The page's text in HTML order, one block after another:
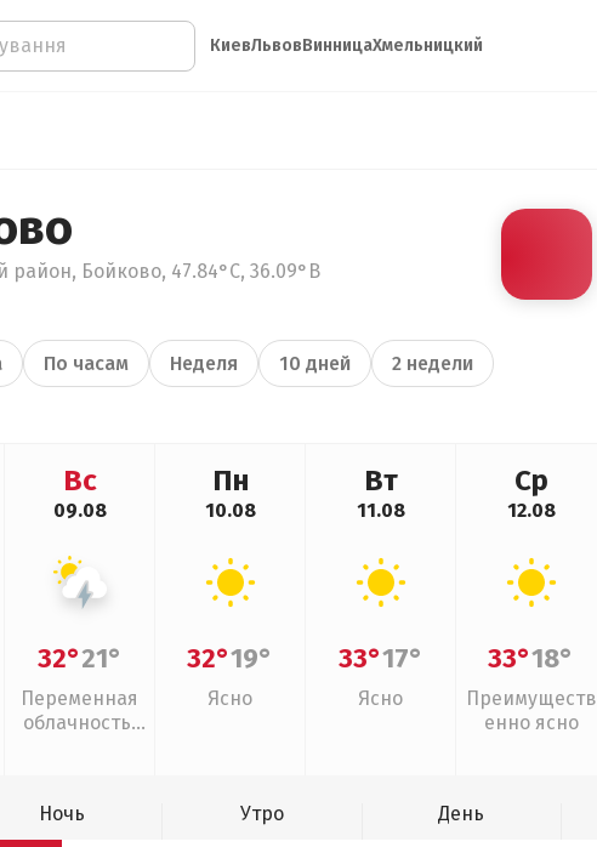
КиевЛьвовВинницаХмельницкий
Бойково, 47.84°С, 36.09°В
По часам Неделя 10 дней 2 недели
Вс
09.08
32°21°
Переменная
облачность,
Пн
10.08
32°19°
Ясно
Вт
11.08
33°17°
Ясно
Ср
12.08
33°18°
Преимуществ
енно ясно
Ночь Утро День